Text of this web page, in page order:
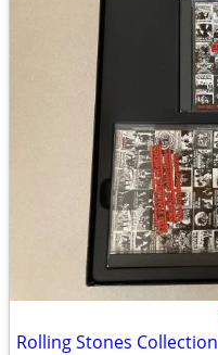
Rolling Stones Collection